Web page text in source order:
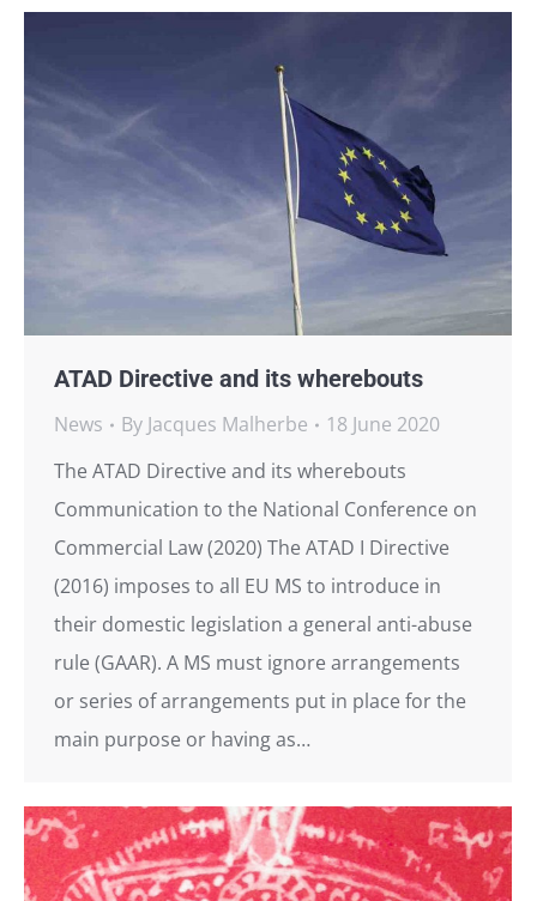
ATAD Directive and its wherebouts
News By Jacques Malherbe
18 June 2020
The ATAD Directive and its wherebouts
Communication to the National Conference on
Commercial Law (2020) The ATAD I Directive
(2016) imposes to all EU MS to introduce in
their domestic legislation a general anti-abuse
rule (GAAR). A MS must ignore arrangements
or series of arrangements put in place for the
main purpose or having as…